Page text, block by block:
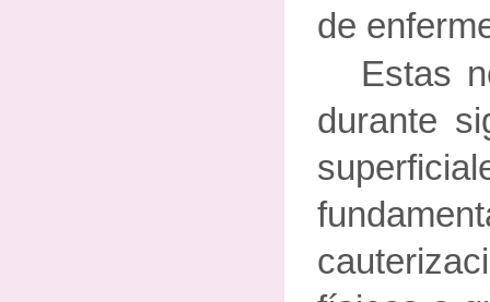
de
Estas
durante